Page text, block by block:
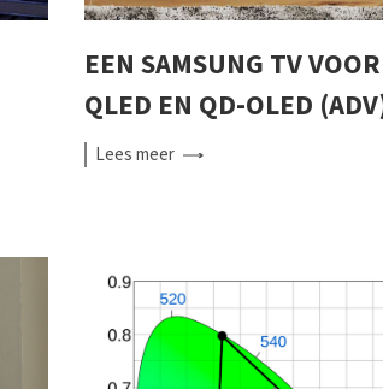
EEN SAMSUNG TV
QLED EN QD-OLED
Leesmeer